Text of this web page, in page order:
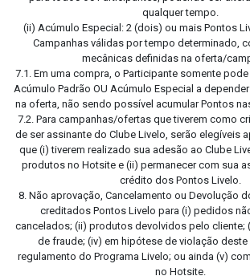
qualquer tempo.
(ii) Acúmulo Especial: 2 (dois) ou mais Pontos
Campanhas válidas por tempo determinado,
mecânicas definidas na oferta/
7.1. Em uma compra, o Participante somente
Acúmulo Padrão OU Acúmulo Especial a
na oferta, não sendo possível acumular Pontos
7.2. Para campanhas/ofertas que tiverem como
de ser assinante do Clube Livelo, serão elegíveis
que (i) tiverem realizado sua adesão ao Clube
produtos no Hotsite e (ii) permanecer com sua
crédito dos Pontos Livelo.
8. Não aprovação, Cancelamento ou Devolução
creditados Pontos Livelo para (i) pedidos
cancelados; (ii) produtos devolvidos pelo cliente;
de fraude; (iv) em hipótese de violação
regulamento do Programa Livelo; ou ainda (v)
no Hotsite.